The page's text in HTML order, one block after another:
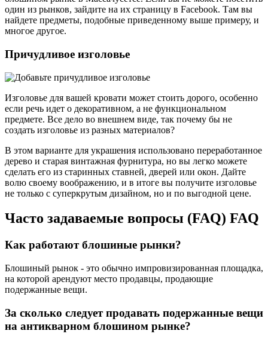
один из рынков, зайдите на их страницу в Facebook. Там вы
найдете предметы, подобные приведенному выше примеру, и
многое другое.
Причудливое изголовье
Изголовье для вашей кровати может стоить дорого, особенно
если речь идет о декоративном, а не функциональном
предмете. Все дело во внешнем виде, так почему бы не
создать изголовье из разных материалов?
В этом варианте для украшения использовано переработанное
дерево и старая винтажная фурнитура, но вы легко можете
сделать его из старинных ставней, дверей или окон. Дайте
волю своему воображению, и в итоге вы получите изголовье
не только с суперкрутым дизайном, но и по выгодной цене.
Часто задаваемые вопросы (FAQ) FAQ
Как работают блошиные рынки?
Блошиный рынок - это обычно импровизированная площадка,
на которой арендуют место продавцы, продающие
подержанные вещи.
За сколько следует продавать подержанные вещи
на антикварном блошином рынке?